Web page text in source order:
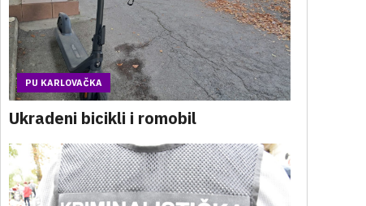
PU KARLOVAČKA
Ukradeni bicikli i romobil